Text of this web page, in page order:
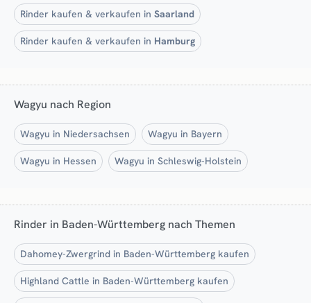
Rinder kaufen & verkaufen in Saarland
Rinder kaufen & verkaufen in Hamburg
Wagyu nach Region
Wagyu in Niedersachsen Wagyu in Bayern
Wagyu in Hessen Wagyu in Schleswig-Holstein
Rinder in Baden-Württemberg nach Themen
Dahomey-Zwergrind in Baden-Württemberg kaufen
Highland Cattle in Baden-Württemberg kaufen